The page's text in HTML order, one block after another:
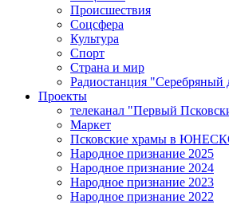
Происшествия
Соцсфера
Культура
Спорт
Страна и мир
Радиостанция "Серебряный
Проекты
телеканал "Первый
Маркет
Псковские храмы в
Народное признание 2025
Народное признание 2024
Народное признание 2023
Народное признание 2022